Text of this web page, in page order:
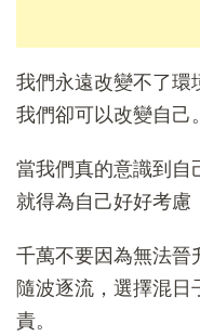
我們永遠改變不了環
我們卻可以改變自己。
當我們真的意識到自
就得為自己好好考慮
千萬不要因為無法晉
隨波逐流，選擇混日
責。